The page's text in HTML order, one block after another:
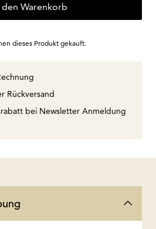
den Warenkorb
dieses Produkt gekauft.
Rückversand
bei Newsletter Anmeldung